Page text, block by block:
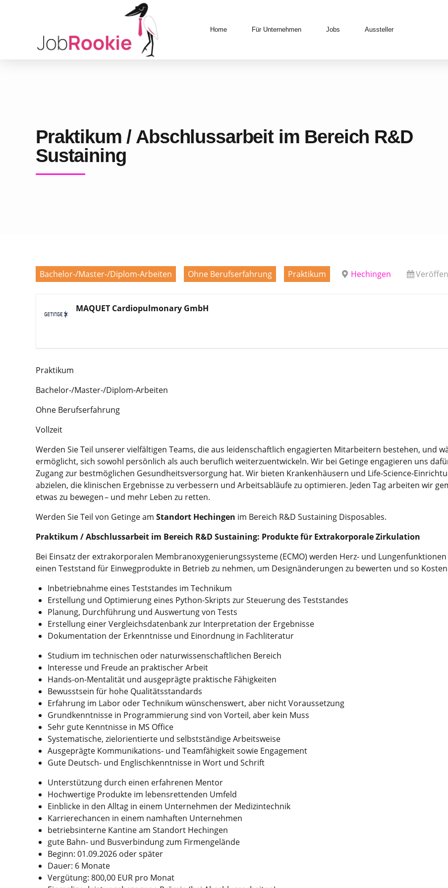
Home Für Unternehmen Jobs Aussteller
Praktikum / Abschlussarbeit im Bereich R&D
Sustaining
Bachelor-/Master-/Diplom-Arbeiten Ohne Berufserfahrung Praktikum Hechingen
MAQUET Cardiopulmonary GmbH
Praktikum
Bachelor-/Master-/Diplom-Arbeiten
Ohne Berufserfahrung
Vollzeit
Werden Sie Teil unserer vielfältigen Teams, die aus leidenschaftlich engagierten Mitarbeitern bestehen, und
ermöglicht, sich sowohl persönlich als auch beruflich weiterzuentwickeln. Wir bei Getinge engagieren uns
Zugang zur bestmöglichen Gesundheitsversorgung hat. Wir bieten Krankenhäusern und Life-Science-
abzielen, die klinischen Ergebnisse zu verbessern und Arbeitsabläufe zu optimieren. Jeden Tag arbeiten wir
etwas zu bewegen – und mehr Leben zu retten.
Werden Sie Teil von Getinge am Standort Hechingen im Bereich R&D Sustaining Disposables.
Praktikum / Abschlussarbeit im Bereich R&D Sustaining: Produkte für Extrakorporale Zirkulation
Bei Einsatz der extrakorporalen Membranoxygenierungssysteme (ECMO) werden Herz- und
einen Teststand für Einwegprodukte in Betrieb zu nehmen, um Designänderungen zu bewerten und so
Inbetriebnahme eines Teststandes im Technikum
Erstellung und Optimierung eines Python-Skripts zur Steuerung des Teststandes
Planung, Durchführung und Auswertung von Tests
Erstellung einer Vergleichsdatenbank zur Interpretation der Ergebnisse
Dokumentation der Erkenntnisse und Einordnung in Fachliteratur
Studium im technischen oder naturwissenschaftlichen Bereich
Interesse und Freude an praktischer Arbeit
Hands-on-Mentalität und ausgeprägte praktische Fähigkeiten
Bewusstsein für hohe Qualitätsstandards
Erfahrung im Labor oder Technikum wünschenswert, aber nicht Voraussetzung
Grundkenntnisse in Programmierung sind von Vorteil, aber kein Muss
Sehr gute Kenntnisse in MS Office
Systematische, zielorientierte und selbstständige Arbeitsweise
Ausgeprägte Kommunikations- und Teamfähigkeit sowie Engagement
Gute Deutsch- und Englischkenntnisse in Wort und Schrift
Unterstützung durch einen erfahrenen Mentor
Hochwertige Produkte im lebensrettenden Umfeld
Einblicke in den Alltag in einem Unternehmen der Medizintechnik
Karrierechancen in einem namhaften Unternehmen
betriebsinterne Kantine am Standort Hechingen
gute Bahn- und Busverbindung zum Firmengelände
Beginn: 01.09.2026 oder später
Dauer: 6 Monate
Vergütung: 800,00 EUR pro Monat